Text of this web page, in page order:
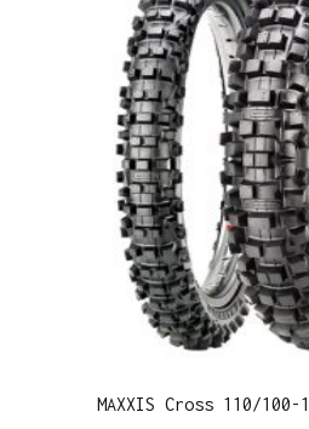
MAXXIS Cross 110/100-